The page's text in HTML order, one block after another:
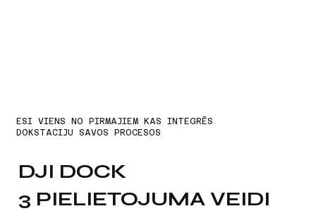
ESI VIENS NO PIRMAJIEM KAS INTEGRĒS
DOKSTACIJU SAVOS PROCESOS
DJI DOCK
3 PIELIETOJUMA VEIDI